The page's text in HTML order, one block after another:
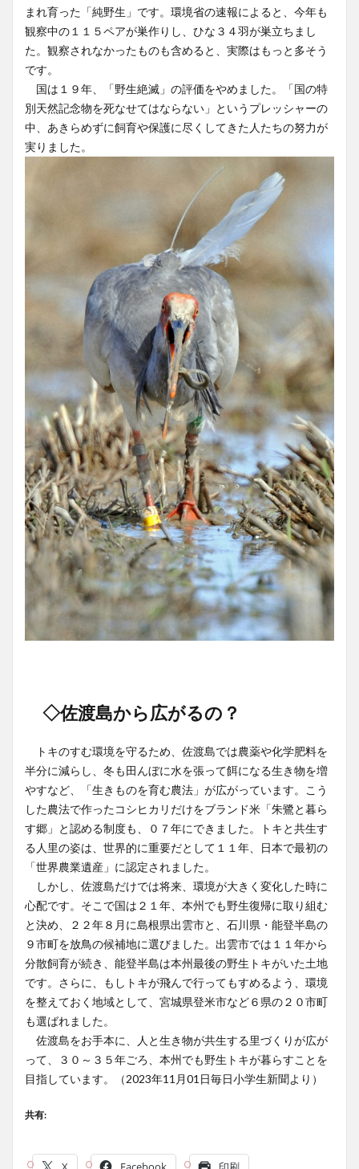
まれ育った「純野生」です。環境省の速報によると、今年も
観察中の１１５ペアが巣作りし、ひな３４羽が巣立ちまし
た。観察されなかったものも含めると、実際はもっと多そう
です。
国は１９年、「野生絶滅」の評価をやめました。「国の特
別天然記念物を死なせてはならない」というプレッシャーの
中、あきらめずに飼育や保護に尽くしてきた人たちの努力が
実りました。
◇佐渡島から広がるの？
トキのすむ環境を守るため、佐渡島では農薬や化学肥料を
半分に減らし、冬も田んぼに水を張って餌になる生き物を増
やすなど、「生きものを育む農法」が広がっています。こう
した農法で作ったコシヒカリだけをブランド米「朱鷺と暮ら
す郷」と認める制度も、０７年にできました。トキと共生す
る人里の姿は、世界的に重要だとして１１年、日本で最初の
「世界農業遺産」に認定されました。
しかし、佐渡島だけでは将来、環境が大きく変化した時に
心配です。そこで国は２１年、本州でも野生復帰に取り組む
と決め、２２年８月に島根県出雲市と、石川県・能登半島の
９市町を放鳥の候補地に選びました。出雲市では１１年から
分散飼育が続き、能登半島は本州最後の野生トキがいた土地
です。さらに、もしトキが飛んで行ってもすめるよう、環境
を整えておく地域として、宮城県登米市など６県の２０市町
も選ばれました。
佐渡島をお手本に、人と生き物が共生する里づくりが広が
って、３０～３５年ごろ、本州でも野生トキが暮らすことを
目指しています。（2023年11月01日毎日小学生新聞より）
共有: